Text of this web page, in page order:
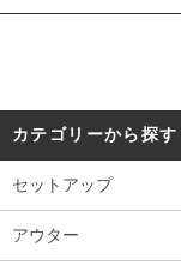
カテゴリーから探す
セットアップ
アウター